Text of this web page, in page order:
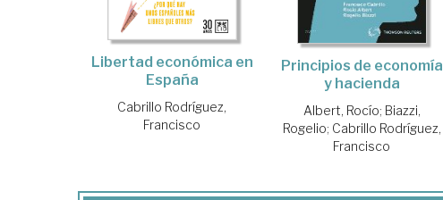
Libertad económica en
España
Cabrillo Rodríguez,
Francisco
Principios de economía
y hacienda
Albert, Rocío; Biazzi,
Rogelio; Cabrillo Rodríguez,
Francisco